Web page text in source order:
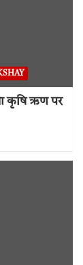
कृषि ऋण पर